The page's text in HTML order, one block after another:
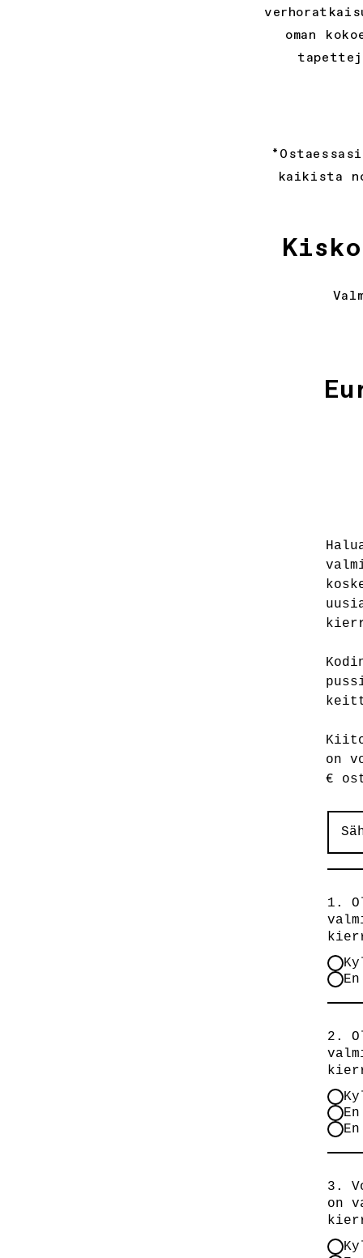
oman
kaikista
on
€
1.
En
2.
En
3.
on